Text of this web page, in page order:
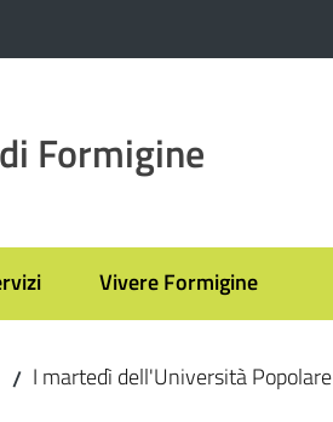
Formigine
Vivere Formigine
/ I martedì dell'Università Popolare